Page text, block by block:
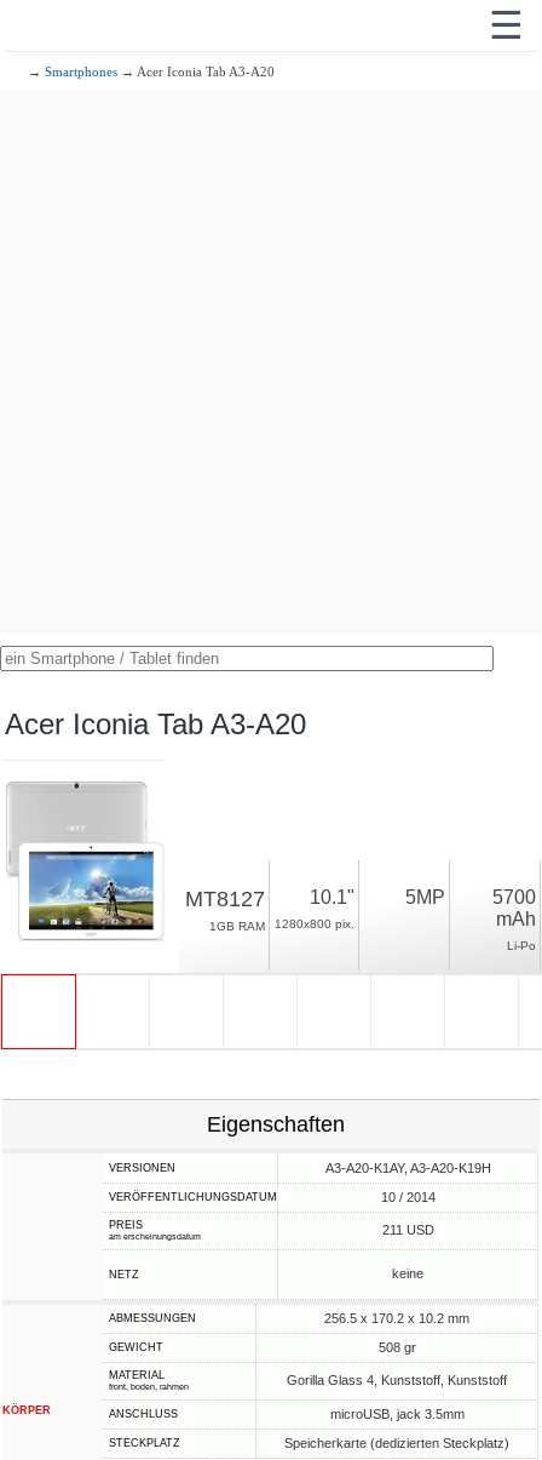
☰
→Smartphones → Acer Iconia Tab A3-A20
Acer Iconia Tab A3-A20
MT8127
1GB RAM
10.1"
1280x800 pix.
5MP
5700
mAh
Li-Po
Eigenschaften
VERSIONEN A3-A20-K1AY, A3-A20-K19H
VERÖFFENTLICHUNGSDATUM 10 / 2014
PREIS
am erscheinungsdatum 211 USD
NETZ keine
KÖRPER
ABMESSUNGEN 256.5 x 170.2 x 10.2 mm
GEWICHT 508 gr
MATERIAL
front, boden, rahmen Gorilla Glass 4, Kunststoff, Kunststoff
ANSCHLUSS microUSB, jack 3.5mm
STECKPLATZ Speicherkarte (dedizierten Steckplatz)